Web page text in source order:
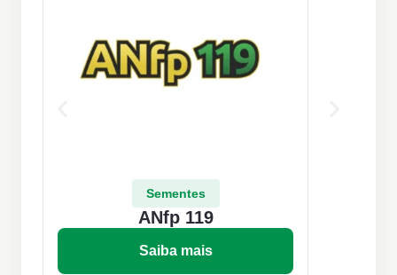
Sementes
ANfp 119
Saiba mais